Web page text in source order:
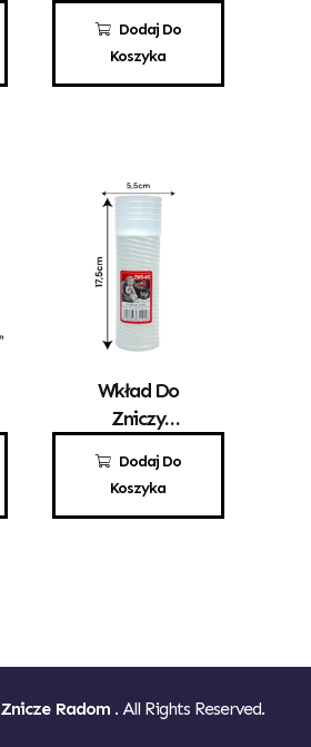
Dodaj Do
Koszyka
Kaganek 1,5
3,10 zł
Dodaj Do
Koszyka
Wkład Do
Zniczy
ZWŚ 4/C
3,80 zł
Znicze Radom . All Rights Reserved.